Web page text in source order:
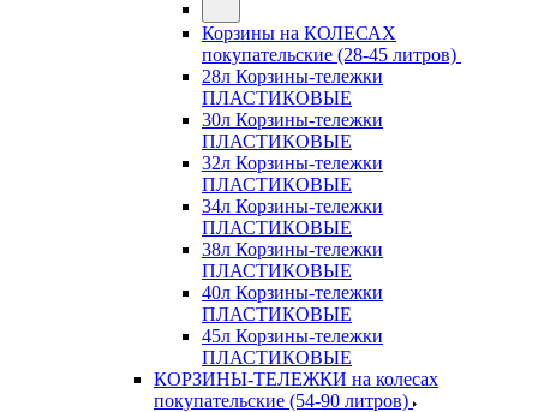
Корзины на КОЛЕСАХ
покупательские (28-45 литров)
28л Корзины-тележки
ПЛАСТИКОВЫЕ
30л Корзины-тележки
ПЛАСТИКОВЫЕ
32л Корзины-тележки
ПЛАСТИКОВЫЕ
34л Корзины-тележки
ПЛАСТИКОВЫЕ
38л Корзины-тележки
ПЛАСТИКОВЫЕ
40л Корзины-тележки
ПЛАСТИКОВЫЕ
45л Корзины-тележки
ПЛАСТИКОВЫЕ
КОРЗИНЫ-ТЕЛЕЖКИ на колесах
покупательские (54-90 литров)